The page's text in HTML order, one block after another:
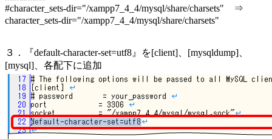
#character_sets-dir="/xampp7_4_4/mysql/share/charsets" ⇒
character_sets-dir="/xampp7_4_4/mysql/share/charsets"
３．『default-character-set=utf8』を[client]、[mysqldump]、
[mysql]、各配下に追加